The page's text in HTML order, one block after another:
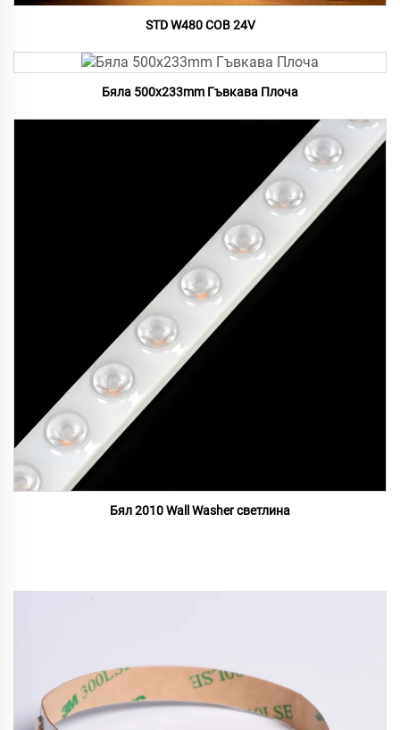
STD W480 COB 24V
Бяла 500x233mm Гъвкава Плоча
Бял 2010 Wall Washer светлина